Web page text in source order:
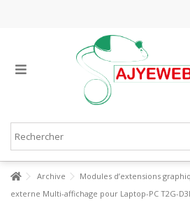
Archive
Modules d’extensions
externe Multi-affichage pour Laptop-PC T2G-